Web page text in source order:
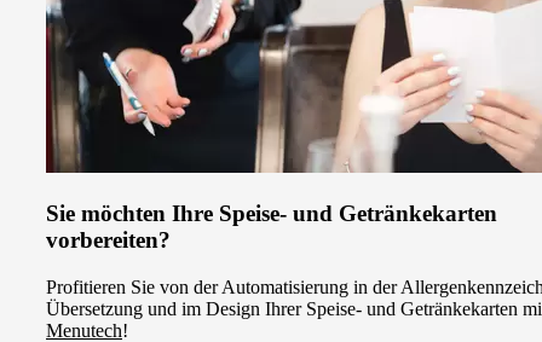
Sie möchten Ihre Speise- und Getränkekarten
vorbereiten?
Profitieren Sie von der Automatisierung in der
Übersetzung und im Design Ihrer Speise- und Getränkekarten
Menutech!